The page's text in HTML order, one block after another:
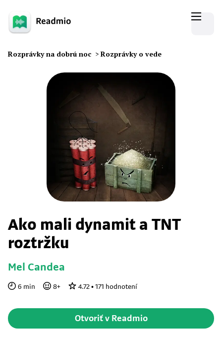
Rozprávky na dobrú noc > Rozprávky o vede
Ako mali dynamit a TNT
roztržku
Mel Candea
6 min 8+ 4.72 • 171 hodnotení
Otvoriť v Readmio